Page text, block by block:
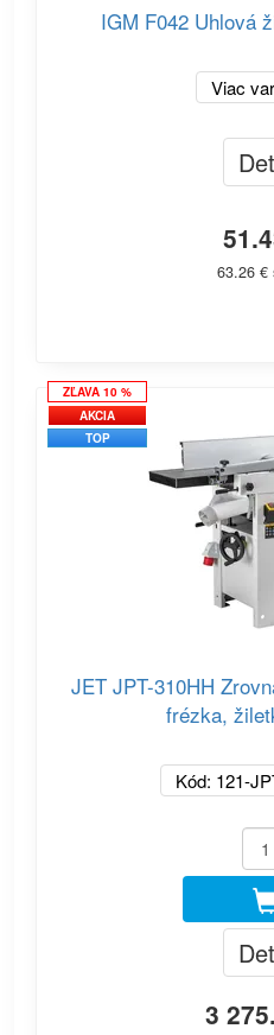
IGM F042 Uhlová
Viac
63.26 €
ZĽAVA 10 %
AKCIA
TOP
JET JPT-310HH
frézka,
Kód: 121-
3